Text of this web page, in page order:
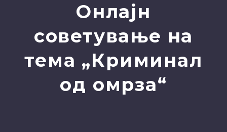
Онлајн
советување на
тема „Криминал
од омрза“